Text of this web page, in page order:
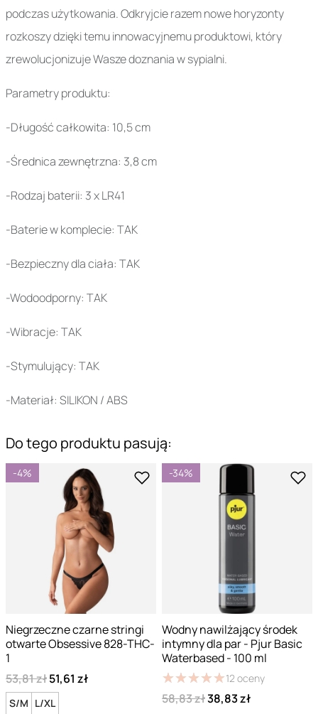
podczas użytkowania. Odkryjcie razem nowe horyzonty
rozkoszy dzięki temu innowacyjnemu produktowi, który
zrewolucjonizuje Wasze doznania w sypialni.
Parametry produktu:
-Długość całkowita: 10,5 cm
-Średnica zewnętrzna: 3,8 cm
-Rodzaj baterii: 3 x LR41
-Baterie w komplecie: TAK
-Bezpieczny dla ciała: TAK
-Wodoodporny: TAK
-Wibracje: TAK
-Stymulujący: TAK
-Materiał: SILIKON / ABS
Do tego produktu pasują:
-4%
Niegrzeczne czarne stringi
otwarte Obsessive 828-THC-
1
53,81 zł51,61 zł
S/M L/XL
-34%
Wodny nawilżający środek
intymny dla par - Pjur Basic
Waterbased - 100 ml
★★★★★
★★★★★12 oceny
58,83 zł38,83 zł